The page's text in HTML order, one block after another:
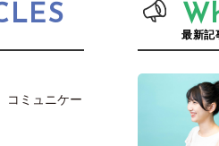
コミュニケー
最新記